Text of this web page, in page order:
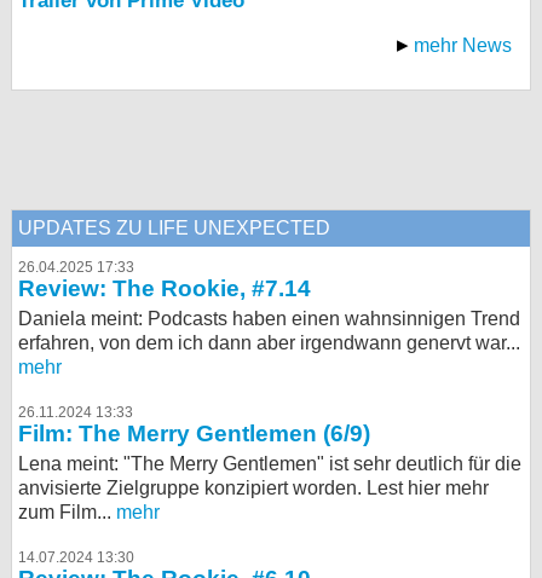
mehr News
UPDATES ZU LIFE UNEXPECTED
26.04.2025 17:33
Review: The Rookie, #7.14
Daniela meint: Podcasts haben einen wahnsinnigen Trend
erfahren, von dem ich dann aber irgendwann genervt war...
mehr
26.11.2024 13:33
Film: The Merry Gentlemen (6/9)
Lena meint: "The Merry Gentlemen" ist sehr deutlich für die
anvisierte Zielgruppe konzipiert worden. Lest hier mehr
zum Film... mehr
14.07.2024 13:30
myFanbase